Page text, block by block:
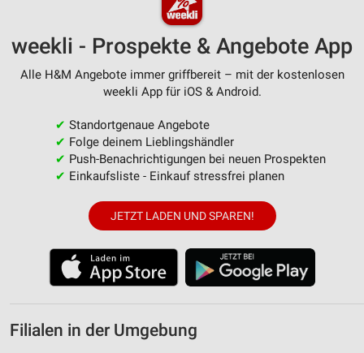
weekli - Prospekte & Angebote App
Alle H&M Angebote immer griffbereit – mit der kostenlosen
weekli App für iOS & Android.
✔ Standortgenaue Angebote
✔ Folge deinem Lieblingshändler
✔ Push-Benachrichtigungen bei neuen Prospekten
✔ Einkaufsliste - Einkauf stressfrei planen
JETZT LADEN UND SPAREN!
Filialen in der Umgebung